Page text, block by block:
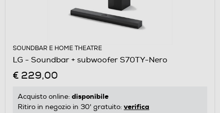
SOUNDBAR E HOME THEATRE
LG - Soundbar + subwoofer S70TY-Nero
€ 229,00
Acquisto online: disponibile
Ritiro in negozio in 30' gratuito: verifica